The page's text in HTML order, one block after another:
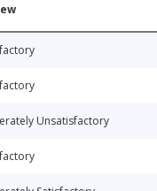
Unsatisfactory